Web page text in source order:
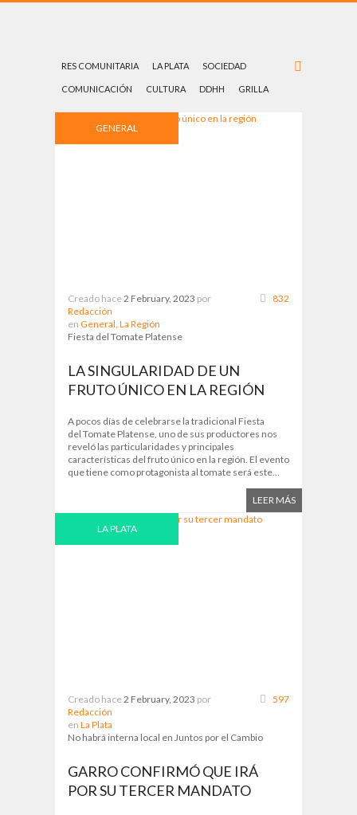
RES COMUNITARIA LA PLATA SOCIEDAD
COMUNICACIÓN CULTURA DDHH GRILLA
GENERAL
Creado hace2 February, 2023 por
Redacción
en General, La Región
832
Fiesta del Tomate Platense
LA SINGULARIDAD DE UN
FRUTO ÚNICO EN LA REGIÓN
A pocos días de celebrarse la tradicional Fiesta
del Tomate Platense, uno de sus productores nos
reveló las particularidades y principales
características del fruto único en la región. El evento
que tiene como protagonista al tomate será este...
LEER MÁS
LA PLATA
Creado hace2 February, 2023 por
Redacción
en La Plata
597
No habrá interna local en Juntos por el Cambio
GARRO CONFIRMÓ QUE IRÁ
POR SU TERCER MANDATO